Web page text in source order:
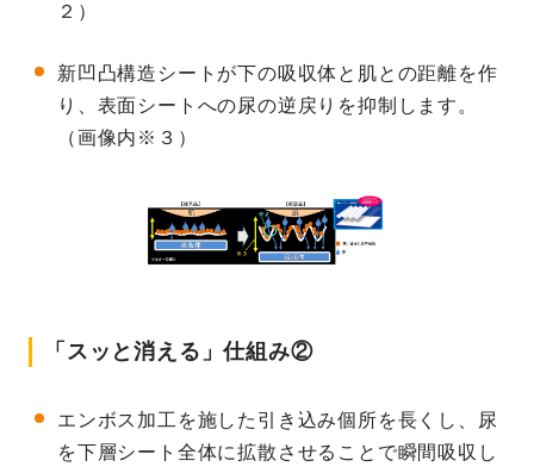
２）
新凹凸構造シートが下の吸収体と肌との距離を作
り、表面シートへの尿の逆戻りを抑制します。
（画像内※３）
「スッと消える」仕組み②
エンボス加工を施した引き込み個所を長くし、尿
を下層シート全体に拡散させることで瞬間吸収し